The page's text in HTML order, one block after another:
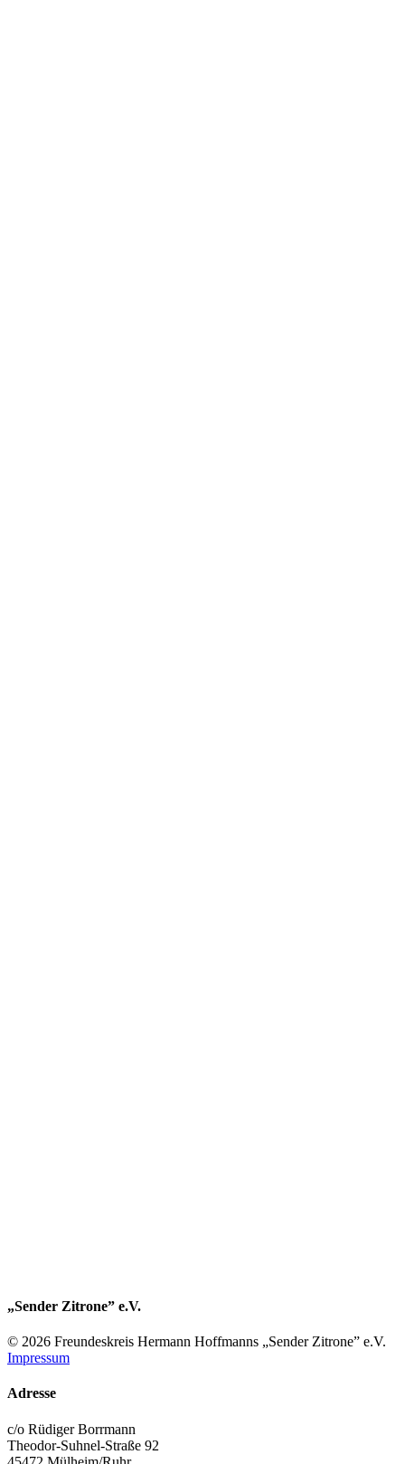
„Sender Zitrone” e.V.
© 2026 Freundes­kreis Her­mann Hoff­manns „Sender Zitrone” e.V.
Impressum
Adresse
c/o Rüdiger Borrmann
Theodor-Suhnel-Straße 92